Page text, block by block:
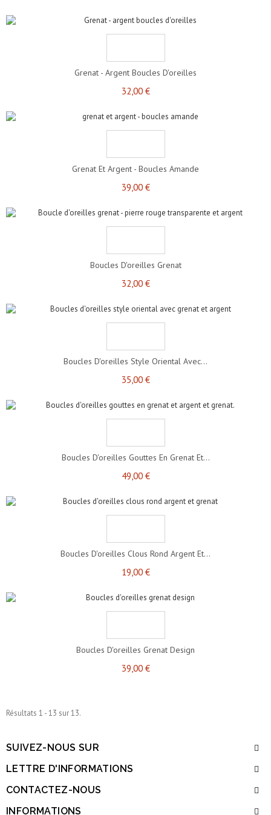
Grenat - Argent Boucles D'oreilles
32,00 €
Grenat Et Argent - Boucles Amande
39,00 €
Boucles D'oreilles Grenat
32,00 €
Boucles D'oreilles Style Oriental Avec...
35,00 €
Boucles D'oreilles Gouttes En Grenat Et...
49,00 €
Boucles D'oreilles Clous Rond Argent Et...
19,00 €
Boucles D'oreilles Grenat Design
39,00 €
Résultats 1 - 13 sur 13.
SUIVEZ-NOUS SUR
LETTRE D'INFORMATIONS
CONTACTEZ-NOUS
INFORMATIONS